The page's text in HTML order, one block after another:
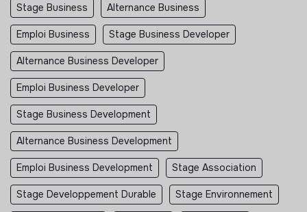
Stage Business Alternance Business
Emploi Business Stage Business Developer
Alternance Business Developer
Emploi Business Developer
Stage Business Development
Alternance Business Development
Emploi Business Development Stage Association
Stage Developpement Durable Stage Environnement